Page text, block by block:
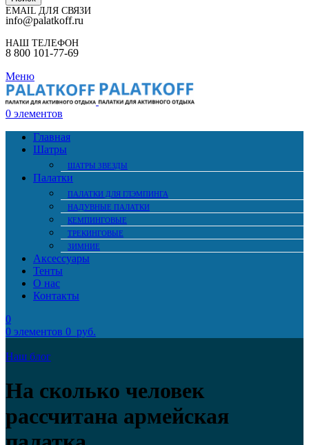
EMAIL ДЛЯ СВЯЗИ
info@palatkoff.ru
НАШ ТЕЛЕФОН
8 800 101-77-69
Меню
0 элементов
Главная
Шатры
ШАТРЫ ЗВЕЗДЫ
Палатки
ПАЛАТКИ ДЛЯ ГЛЭМПИНГА
НАДУВНЫЕ ПАЛАТКИ
КЕМПИНГОВЫЕ
ТРЕКИНГОВЫЕ
ЗИМНИЕ
Аксессуары
Тенты
О нас
Контакты
0
0 элементов 0 руб.
Наш блог
На сколько человек
рассчитана армейская